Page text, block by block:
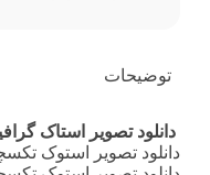
توضیحات
دانلود تصویر استاک
دانلود تصویر استوک